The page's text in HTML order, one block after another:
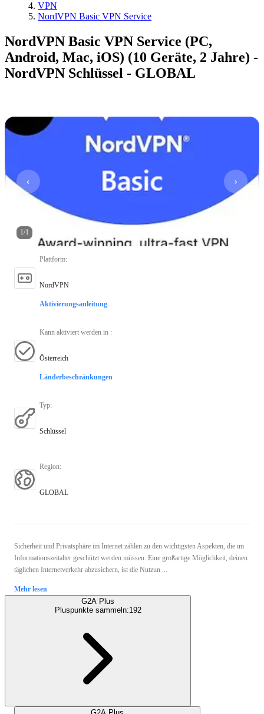
VPN
NordVPN Basic VPN Service
NordVPN Basic VPN Service (PC,
Android, Mac, iOS) (10 Geräte, 2 Jahre) -
NordVPN Schlüssel - GLOBAL
1/1
Plattform:
NordVPN
Aktivierungsanleitung
Kann aktiviert werden in :
Österreich
Länderbeschränkungen
Typ:
Schlüssel
Region:
GLOBAL
Sicherheit und Privatsphäre im Internet zählen zu den wichtigsten Aspekten, die im
Informationszeitalter geschützt werden müssen. Eine großartige Möglichkeit, deinen
täglichen Internetverkehr abzusichern, ist die Nutzun ...
Mehr lesen
G2A Plus
Pluspunkte sammeln:192